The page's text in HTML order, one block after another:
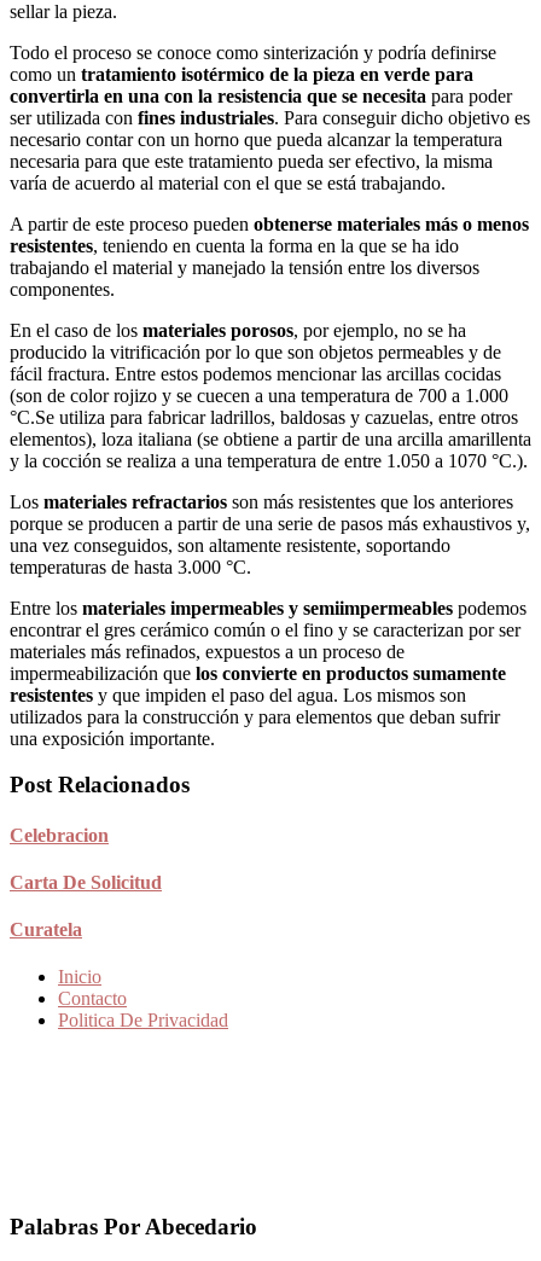
sellar la pieza.
Todo el proceso se conoce como sinterización y podría definirse
como un tratamiento isotérmico de la pieza en verde para
convertirla en una con la resistencia que se necesita para poder
ser utilizada con fines industriales. Para conseguir dicho objetivo es
necesario contar con un horno que pueda alcanzar la temperatura
necesaria para que este tratamiento pueda ser efectivo, la misma
varía de acuerdo al material con el que se está trabajando.
A partir de este proceso pueden obtenerse materiales más o menos
resistentes, teniendo en cuenta la forma en la que se ha ido
trabajando el material y manejado la tensión entre los diversos
componentes.
En el caso de los materiales porosos, por ejemplo, no se ha
producido la vitrificación por lo que son objetos permeables y de
fácil fractura. Entre estos podemos mencionar las arcillas cocidas
(son de color rojizo y se cuecen a una temperatura de 700 a 1.000
°C.Se utiliza para fabricar ladrillos, baldosas y cazuelas, entre otros
elementos), loza italiana (se obtiene a partir de una arcilla amarillenta
y la cocción se realiza a una temperatura de entre 1.050 a 1070 °C.).
Los materiales refractarios son más resistentes que los anteriores
porque se producen a partir de una serie de pasos más exhaustivos y,
una vez conseguidos, son altamente resistente, soportando
temperaturas de hasta 3.000 °C.
Entre los materiales impermeables y semiimpermeables podemos
encontrar el gres cerámico común o el fino y se caracterizan por ser
materiales más refinados, expuestos a un proceso de
impermeabilización que los convierte en productos sumamente
resistentes y que impiden el paso del agua. Los mismos son
utilizados para la construcción y para elementos que deban sufrir
una exposición importante.
Post Relacionados
Celebracion
Carta De Solicitud
Curatela
Inicio
Contacto
Politica De Privacidad
Palabras Por Abecedario